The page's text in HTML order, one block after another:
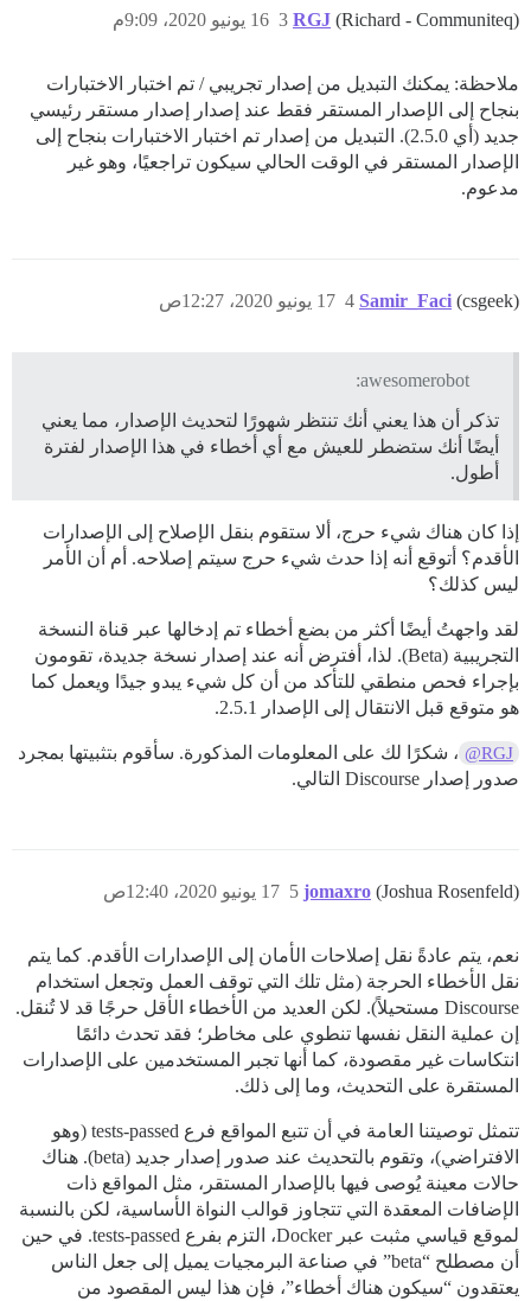
RGJ (Richard - Communiteq) 16 يونيو 2020، 9:09م 3
ملاحظة: يمكنك التبديل من إصدار تجريبي / تم اختبار الاختبارات
بنجاح إلى الإصدار المستقر فقط عند إصدار إصدار مستقر رئيسي
جديد (أي 2.5.0). التبديل من إصدار تم اختبار الاختبارات بنجاح إلى
الإصدار المستقر في الوقت الحالي سيكون تراجعيًا، وهو غير
مدعوم.
Samir_Faci (csgeek) 17 يونيو 2020، 12:27ص 4
awesomerobot:
تذكر أن هذا يعني أنك تنتظر شهورًا لتحديث الإصدار، مما يعني
أيضًا أنك ستضطر للعيش مع أي أخطاء في هذا الإصدار لفترة
أطول.
إذا كان هناك شيء حرج، ألا ستقوم بنقل الإصلاح إلى الإصدارات
الأقدم؟ أتوقع أنه إذا حدث شيء حرج سيتم إصلاحه. أم أن الأمر
ليس كذلك؟
لقد واجهتُ أيضًا أكثر من بضع أخطاء تم إدخالها عبر قناة النسخة
التجريبية (Beta). لذا، أفترض أنه عند إصدار نسخة جديدة، تقومون
بإجراء فحص منطقي للتأكد من أن كل شيء يبدو جيدًا ويعمل كما
هو متوقع قبل الانتقال إلى الإصدار 2.5.1.
@RGJ ، شكرًا لك على المعلومات المذكورة. سأقوم بتثبيتها بمجرد
صدور إصدار Discourse التالي.
jomaxro (Joshua Rosenfeld) 17 يونيو 2020، 12:40ص 5
نعم، يتم عادةً نقل إصلاحات الأمان إلى الإصدارات الأقدم. كما يتم
نقل الأخطاء الحرجة (مثل تلك التي توقف العمل وتجعل استخدام
Discourse مستحيلاً). لكن العديد من الأخطاء الأقل حرجًا قد لا تُنقل.
إن عملية النقل نفسها تنطوي على مخاطر؛ فقد تحدث دائمًا
انتكاسات غير مقصودة، كما أنها تجبر المستخدمين على الإصدارات
المستقرة على التحديث، وما إلى ذلك.
تتمثل توصيتنا العامة في أن تتبع المواقع فرع tests-passed (وهو
الافتراضي)، وتقوم بالتحديث عند صدور إصدار جديد (beta). هناك
حالات معينة يُوصى فيها بالإصدار المستقر، مثل المواقع ذات
الإضافات المعقدة التي تتجاوز قوالب النواة الأساسية، لكن بالنسبة
لموقع قياسي مثبت عبر Docker، التزم بفرع tests-passed. في حين
أن مصطلح “beta” في صناعة البرمجيات يميل إلى جعل الناس
يعتقدون “سيكون هناك أخطاء”، فإن هذا ليس المقصود من